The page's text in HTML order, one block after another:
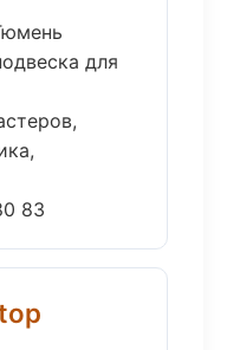
для
83